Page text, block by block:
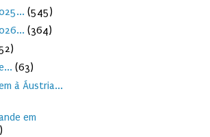
(545)
(364)
(63)
à Áustria...
em